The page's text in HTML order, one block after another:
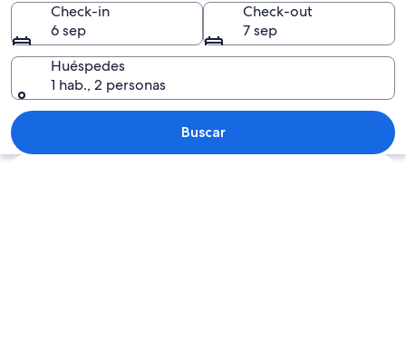
Una cordillera nevada con un pueblo
Check-in
6 sep
Check-out
7 sep
Huéspedes
1 hab., 2 personas
Buscar
Explorar mapa